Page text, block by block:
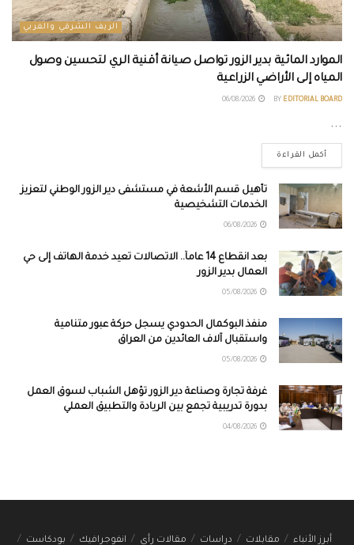
الريف الشرقي والغربي
الموارد المائية بدير الزور تواصل صيانة أقنية الري لتحسين وصول
المياه إلى الأراضي الزراعية
BY EDITORIAL BOARD
...
أكمل القراءة
تأهيل قسم الأشعة في مستشفى دير الزور الوطني لتعزيز
الخدمات التشخيصية
بعد انقطاع 14 عاماً.. الاتصالات تعيد خدمة الهاتف إلى حي
العمال بدير الزور
منفذ البوكمال الحدودي يسجل حركة عبور متنامية
واستقبال آلاف العائدين من العراق
غرفة تجارة وصناعة دير الزور تؤهل الشباب لسوق العمل
بدورة تدريبية تجمع بين الريادة والتطبيق العملي
أبرز الأنباء مقابلات دراسات مقالات رأي انفوجرافيك بودكاست